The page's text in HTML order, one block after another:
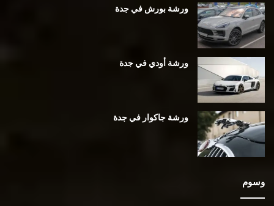
ورشة بورش في جدة
ورشة أودي في جدة
ورشة جاكوار في جدة
وسوم